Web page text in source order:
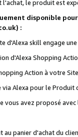
le produit est
disponible
:
skill engage
d'Alexa Shopping
Action à votre
Alexa pour le Produit
vous avez proposé
panier d'achat du